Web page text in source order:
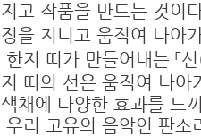
지고 작품을 만드는 것이
징을 지니고 움직여 나아
한지 띠가 만들어내는 「
지 띠의 선은 움직여 나아
색채에 다양한 효과를 느
우리 고유의 음악인 판소